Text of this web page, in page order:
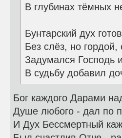
В глубинах тёмных
Бунтарский дух
Без слёз, но
Задумался Господь
В судьбу добавил
Бог каждого Дарами
Душе любого - дал по
И Дух Бессмертный